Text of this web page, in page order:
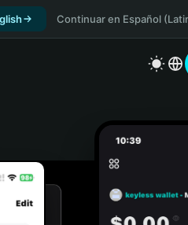
Continuar en Español